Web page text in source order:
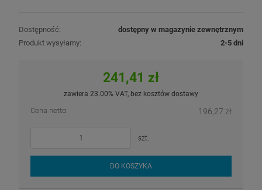
Dostępność:
dostępny w magazynie zewnętrznym
Produkt wysyłamy:
2-5 dni
241,41 zł
zawiera 23.00% VAT, bez kosztów dostawy
Cena netto: 196,27 zł
szt.
DO KOSZYKA